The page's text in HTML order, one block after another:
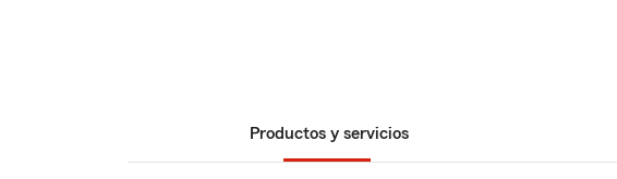
Productos y servicios